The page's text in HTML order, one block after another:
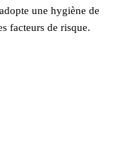
une hygiène de
facteurs de risque.